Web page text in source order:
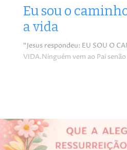
Eu sou o
a vida
“Jesus respondeu: EU SOU O
VIDA.Ninguém vem ao Pai